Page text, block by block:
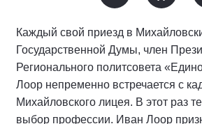
Каждый свой приезд в
Государственной Думы, член
Регионального политсовета
Лоор непременно встречается с
Михайловского лицея. В этот раз
выбор профессии. Иван Лоор